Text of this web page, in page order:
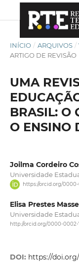
INÍCIO / ARQUIVOS /
ARTIGO DE REVISÃO
UMA
BRASIL: O
O ENSINO
Joilma Cordeiro
Universidade
https://orcid.org/
Elisa Prestes
Universidade
http://orcid.org/0000-0002-
DOI: https://